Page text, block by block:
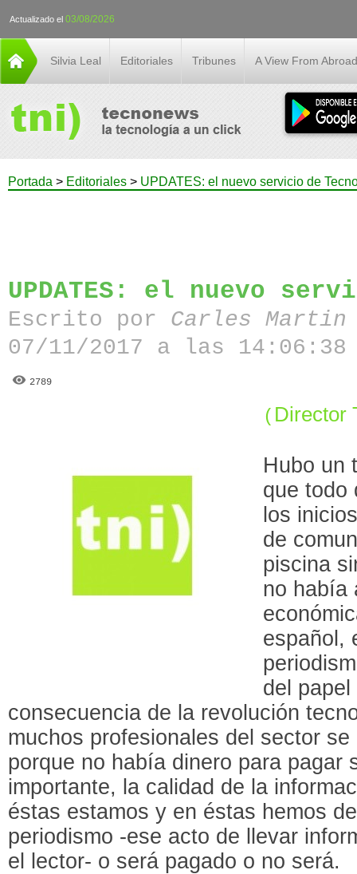
Actualizado el 03/08/2026
Silvia Leal Editoriales Tribunes A View From Abroad
Portada > Editoriales > UPDATES: el nuevo servicio de
UPDATES: el nuevo
Escrito por Carles Martin
07/11/2017 a las 14:06:38
2789
( Director
Hubo un
que todo
los
de
piscina
no había
español,
del
consecuencia de la revolución
muchos profesionales del sector
porque no había dinero para pagar
importante, la calidad de la
éstas estamos y en éstas hemos
periodismo -ese acto de llevar
el lector- o será pagado o no será.